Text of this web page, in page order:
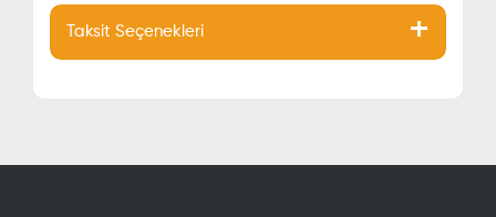
Taksit Seçenekleri